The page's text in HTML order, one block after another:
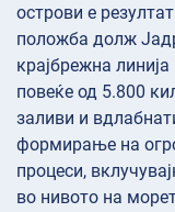
острови е
положба долж
крајбрежна линија
повеќе од 5.800
заливи и
формирање на
процеси,
во нивото на